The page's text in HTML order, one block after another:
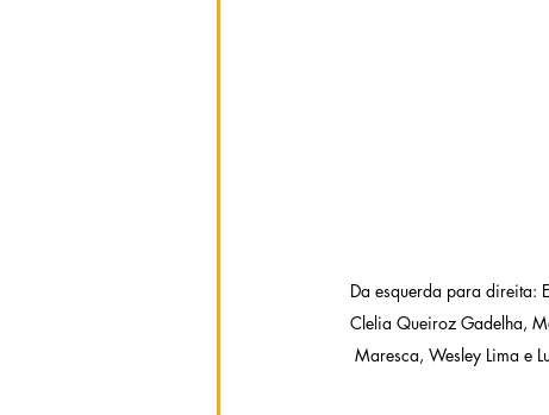
Da esquerda para direita:
Clelia Queiroz Gadelha,
Maresca, Wesley Lima e